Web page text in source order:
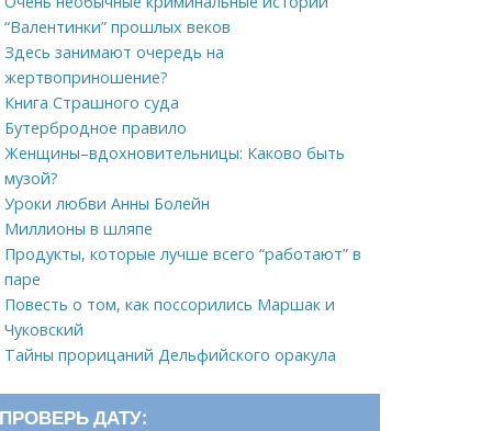
“Валентинки” прошлых веков
Здесь занимают очередь на
жертвоприношение?
Книга Страшного суда
Бутербродное правило
Женщины–вдохновительницы: Каково быть
музой?
Уроки любви Анны Болейн
Миллионы в шляпе
Продукты, которые лучше всего “работают” в
паре
Повесть о том, как поссорились Маршак и
Чуковский
Тайны прорицаний Дельфийского оракула
ПРОВЕРЬ ДАТУ: